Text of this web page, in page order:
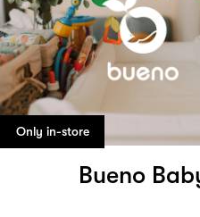
Only in-store
Bueno